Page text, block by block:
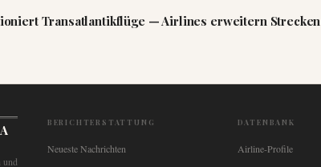
Transatlantikflüge — Airlines erweitern Strecken
und
BERICHTERSTATTUNG
Neueste Nachrichten
DATENBANK
Airline-Profile